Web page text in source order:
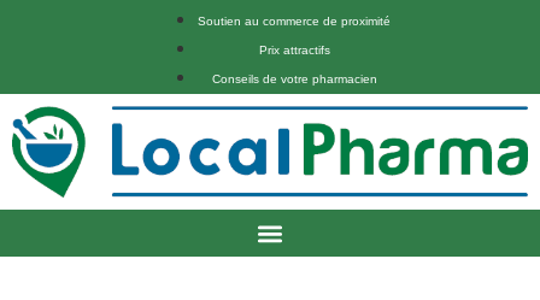
Soutien au commerce de proximité
Prix attractifs
Conseils de votre pharmacien